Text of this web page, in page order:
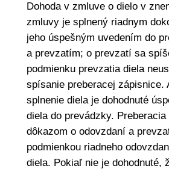
Dohoda v zmluve o dielo v
zmluvy je splnený riadnym
jeho úspešným uvedením do
a prevzatím; o prevzatí sa
podmienku prevzatia diela
spísanie preberacej zápisnice.
splnenie diela je dohodnuté
diela do prevádzky.
dôkazom o odovzdaní a
podmienkou riadneho
diela. Pokiaľ nie je dohodnuté,